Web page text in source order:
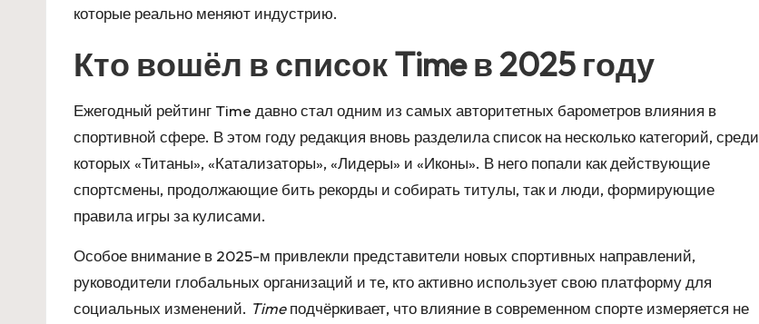
которые реально меняют индустрию.
Кто вошёл в список Time в 2025 году
Ежегодный рейтинг Time давно стал одним из самых авторитетных барометров влияния в
спортивной сфере. В этом году редакция вновь разделила список на несколько категорий, среди
которых «Титаны», «Катализаторы», «Лидеры» и «Иконы». В него попали как действующие
спортсмены, продолжающие бить рекорды и собирать титулы, так и люди, формирующие
правила игры за кулисами.
Особое внимание в 2025-м привлекли представители новых спортивных направлений,
руководители глобальных организаций и те, кто активно использует свою платформу для
социальных изменений. Timeподчёркивает, что влияние в современном спорте измеряется не